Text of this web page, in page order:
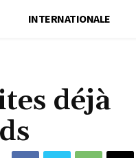
INTERNATIONALE
déjà